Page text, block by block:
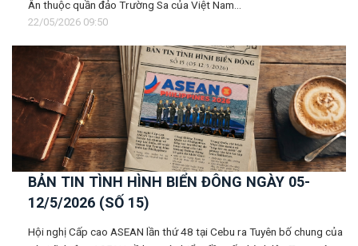
Ân thuộc quần đảo Trường Sa của Việt Nam...
22/05/2026 09:50
BẢN TIN TÌNH HÌNH BIỂN ĐÔNG NGÀY 05-
12/5/2026 (SỐ 15)
Hội nghị Cấp cao ASEAN lần thứ 48 tại Cebu ra Tuyên bố chung của